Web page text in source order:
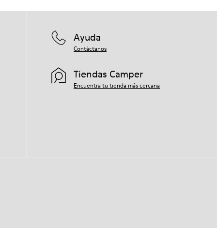
Ayuda
Contáctanos
Tiendas Camper
Encuentra tu tienda más cercana